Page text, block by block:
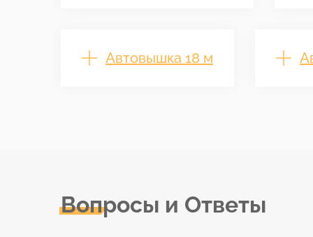
Автовышка 18 м
Вопросы и Ответы